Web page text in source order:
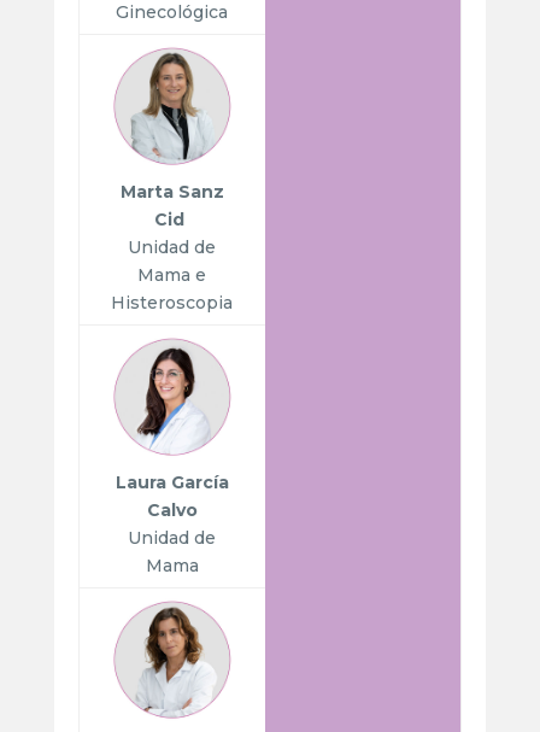
Ginecológica
Marta Sanz
Cid
Unidad de
Mama e
Histeroscopia
Laura García
Calvo
Unidad de
Mama